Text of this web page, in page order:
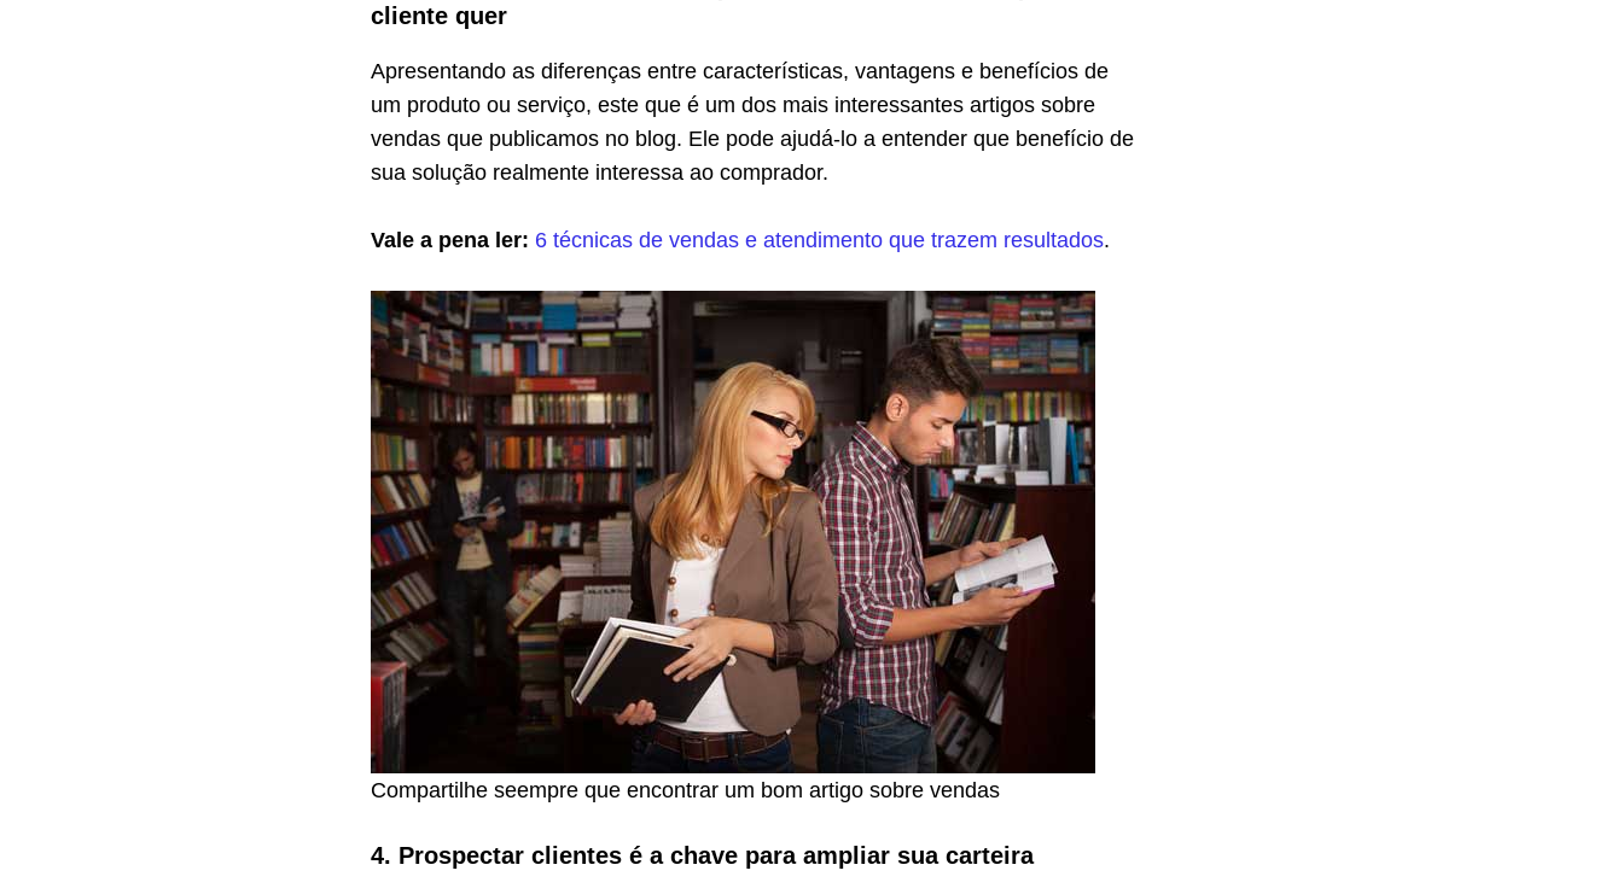
cliente quer
Apresentando as diferenças entre características, vantagens e benefícios de
um produto ou serviço, este que é um dos mais interessantes artigos sobre
vendas que publicamos no blog. Ele pode ajudá-lo a entender que benefício de
sua solução realmente interessa ao comprador.
Vale a pena ler: 6 técnicas de vendas e atendimento que trazem resultados.
Compartilhe seempre que encontrar um bom artigo sobre vendas
4. Prospectar clientes é a chave para ampliar sua carteira